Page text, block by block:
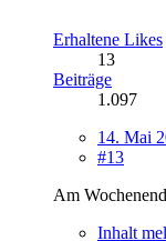
Erhaltene Likes
13
Beiträge
1.097
14. Mai
#13
Am
Inhalt